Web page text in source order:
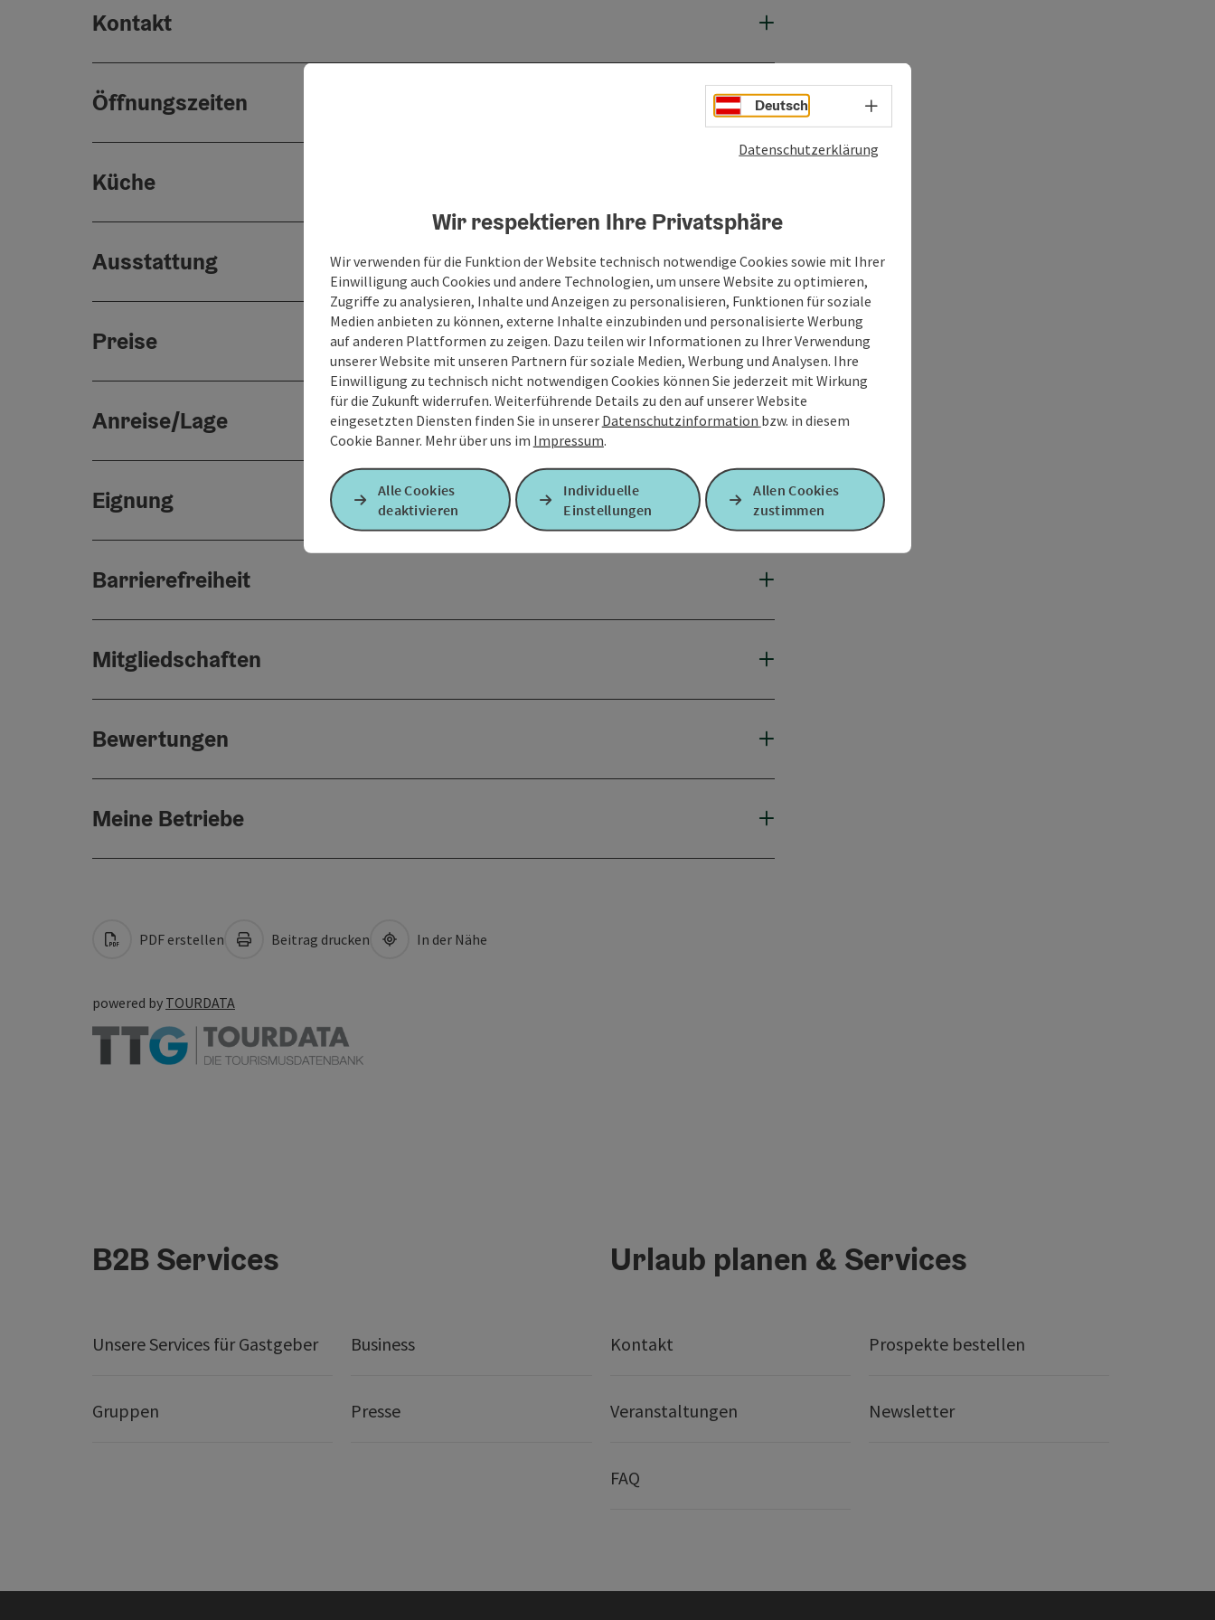
Kontakt
Öffnungszeiten
Küche
Ausstattung
Preise
Anreise/Lage
Eignung
Barrierefreiheit
Mitgliedschaften
Bewertungen
Meine Betriebe
PDF erstellen Beitrag drucken In der Nähe
powered by TOURDATA
B2B Services
Unsere Services für Gastgeber Business
Gruppen Presse
Urlaub planen & Services
Kontakt Prospekte bestellen
Veranstaltungen Newsletter
FAQ
Deutsch Sprachwahl - Menü öffnen
Datenschutzerklärung
Wir respektieren Ihre Privatsphäre
Wir verwenden für die Funktion der Website technisch notwendige Cookies sowie mit Ihrer
Einwilligung auch Cookies und andere Technologien, um unsere Website zu optimieren,
Zugriffe zu analysieren, Inhalte und Anzeigen zu personalisieren, Funktionen für soziale
Medien anbieten zu können, externe Inhalte einzubinden und personalisierte Werbung
auf anderen Plattformen zu zeigen. Dazu teilen wir Informationen zu Ihrer Verwendung
unserer Website mit unseren Partnern für soziale Medien, Werbung und Analysen. Ihre
Einwilligung zu technisch nicht notwendigen Cookies können Sie jederzeit mit Wirkung
für die Zukunft widerrufen. Weiterführende Details zu den auf unserer Website
eingesetzten Diensten finden Sie in unserer Datenschutzinformation bzw. in diesem
Cookie Banner. Mehr über uns im Impressum.
Alle Cookies
deaktivieren
Individuelle
Einstellungen
Allen Cookies
zustimmen